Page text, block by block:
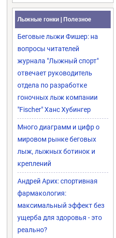
Лыжные гонки | Полезное
Беговые лыжи Фишер: на
вопросы читателей
журнала "Лыжный спорт"
отвечает руководитель
отдела по разработке
гоночных лыж компании
"Fischer" Ханс Хубингер
Много диаграмм и цифр о
мировом рынке беговых
лыж, лыжных ботинок и
креплений
Андрей Арих: спортивная
фармакология:
максимальный эффект без
ущерба для здоровья - это
реально?